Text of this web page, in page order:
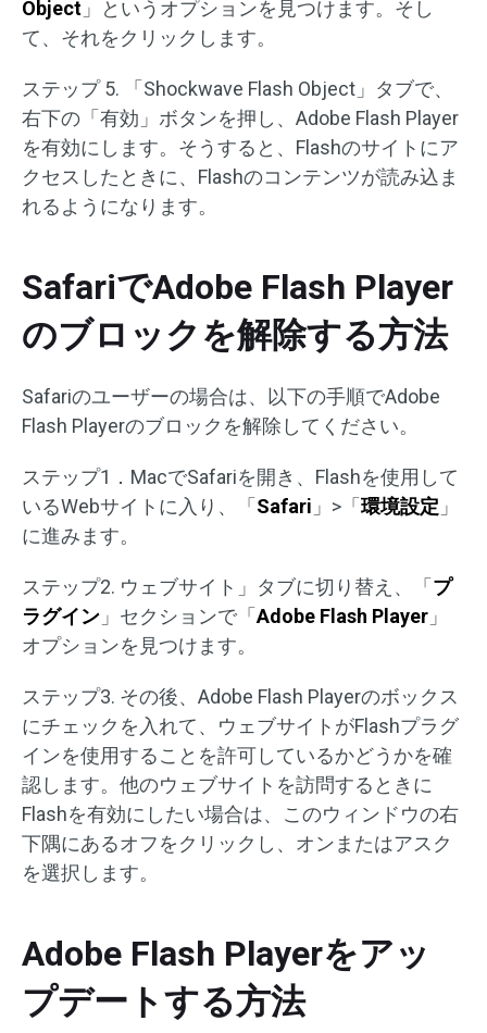
Object 」というオプションを見つけます。そし
て、それをクリックします。
ステップ 5. 「Shockwave Flash Object」タブで、
右下の「有効」ボタンを押し、Adobe Flash Player
を有効にします。そうすると、Flashのサイトにア
クセスしたときに、Flashのコンテンツが読み込ま
れるようになります。
SafariでAdobe Flash Player
のブロックを解除する方法
Safariのユーザーの場合は、以下の手順でAdobe
Flash Playerのブロックを解除してください。
ステップ1．MacでSafariを開き、Flashを使用して
いるWebサイトに入り、「 Safari 」>「 環境設定 」
に進みます。
ステップ2. ウェブサイト」タブに切り替え、「 プ
ラグイン 」セクションで「Adobe Flash Player 」
オプションを見つけます。
ステップ3. その後、Adobe Flash Playerのボックス
にチェックを入れて、ウェブサイトがFlashプラグ
インを使用することを許可しているかどうかを確
認します。他のウェブサイトを訪問するときに
Flashを有効にしたい場合は、このウィンドウの右
下隅にあるオフをクリックし、オンまたはアスク
を選択します。
Adobe Flash Playerをアッ
プデートする方法